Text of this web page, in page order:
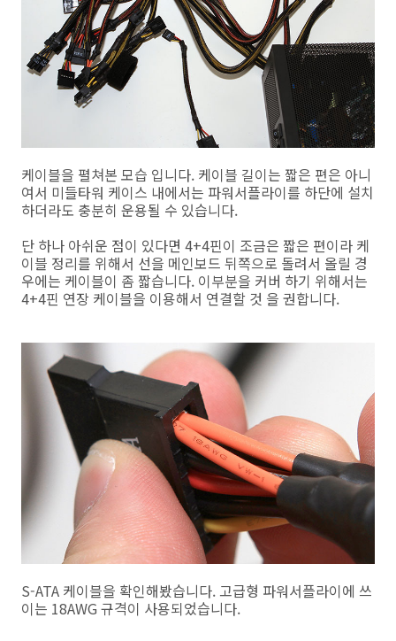
케이블을 펼쳐본 모습 입니다. 케이블 길이는 짧은 편은 아니
여서 미들타워 케이스 내에서는 파워서플라이를 하단에 설치
하더라도 충분히 운용될 수 있습니다.
단 하나 아쉬운 점이 있다면 4+4핀이 조금은 짧은 편이라 케
이블 정리를 위해서 선을 메인보드 뒤쪽으로 돌려서 올릴 경
우에는 케이블이 좀 짧습니다. 이부분을 커버 하기 위해서는
4+4핀 연장 케이블을 이용해서 연결할 것 을 권합니다.
S-ATA 케이블을 확인해봤습니다. 고급형 파워서플라이에 쓰
이는 18AWG 규격이 사용되었습니다.